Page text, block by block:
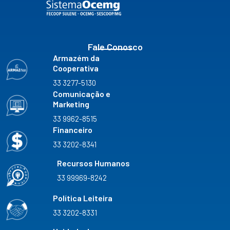
k
a
Fale Conosco
Armazém da
Cooperativa
33 3277-5130
Comunicação e
Marketing
33 9962-8515
Financeiro
33 3202-8341
Recursos Humanos
33 99969-8242
Política Leiteira
33 3202-8331